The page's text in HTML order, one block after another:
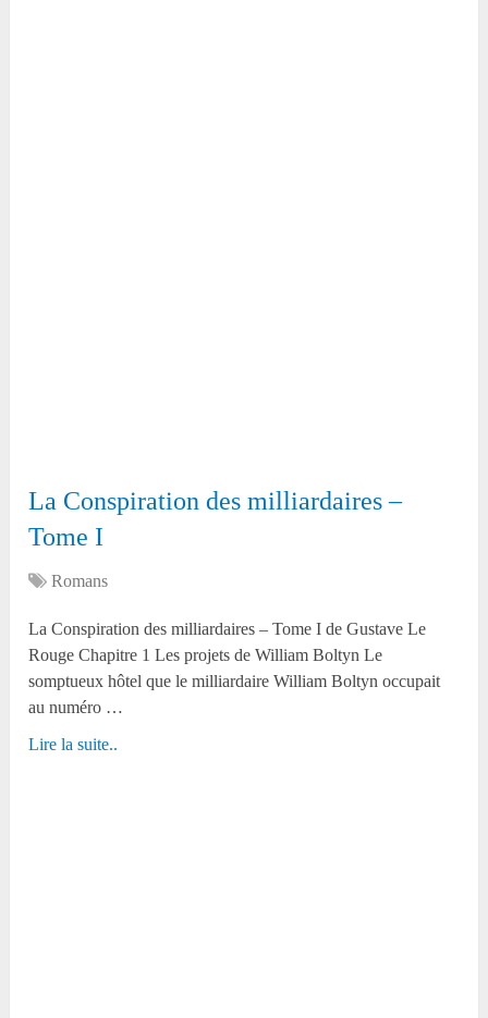
La Conspiration des milliardaires –
Tome I
Romans
La Conspiration des milliardaires – Tome I de Gustave Le
Rouge Chapitre 1 Les projets de William Boltyn Le
somptueux hôtel que le milliardaire William Boltyn occupait
au numéro …
Lire la suite..